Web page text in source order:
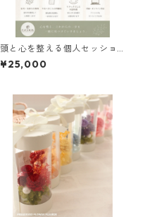
頭と心を整える個人セッショ
ン120分
¥25,000